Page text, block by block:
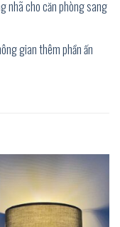
nhã cho căn phòng sang
gian thêm phần ấn